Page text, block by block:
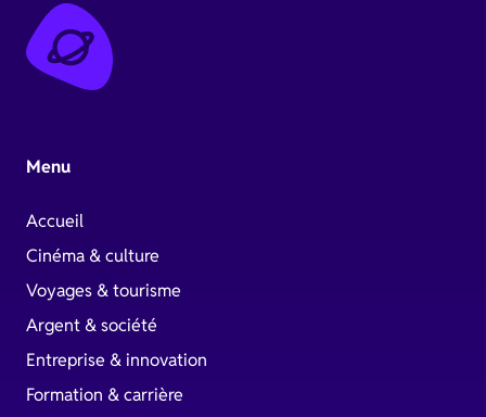
Menu
Accueil
Cinéma & culture
Voyages & tourisme
Argent & société
Entreprise & innovation
Formation & carrière